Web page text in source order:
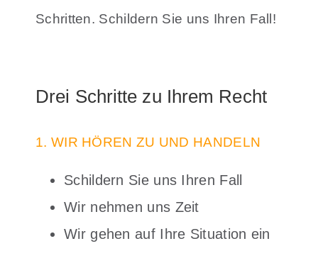
Schritten. Schildern Sie uns Ihren Fall!
Drei Schritte zu Ihrem Recht
1. WIR HÖREN ZU UND HANDELN
Schildern Sie uns Ihren Fall
Wir nehmen uns Zeit
Wir gehen auf Ihre Situation ein